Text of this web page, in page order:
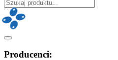
Producenci: